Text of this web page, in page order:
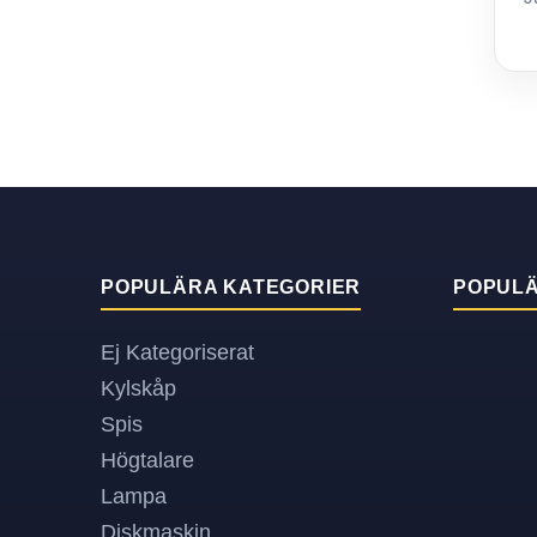
POPULÄRA KATEGORIER
Ej Kategoriserat
Kylskåp
Spis
Högtalare
Lampa
Diskmaskin